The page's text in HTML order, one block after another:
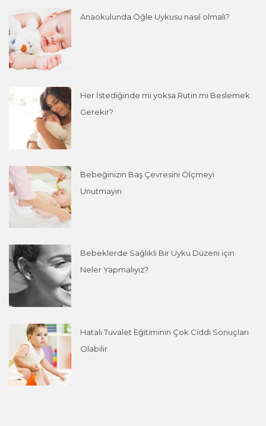
Anaokulunda Öğle Uykusu nasıl olmalı?
Her İstediğinde mi yoksa Rutin mi Beslemek
Gerekir?
Bebeğinizin Baş Çevresini Ölçmeyi
Unutmayın
Bebeklerde Sağlıklı Bir Uyku Düzeni için
Neler Yapmalıyız?
Hatalı Tuvalet Eğitiminin Çok Ciddi Sonuçları
Olabilir